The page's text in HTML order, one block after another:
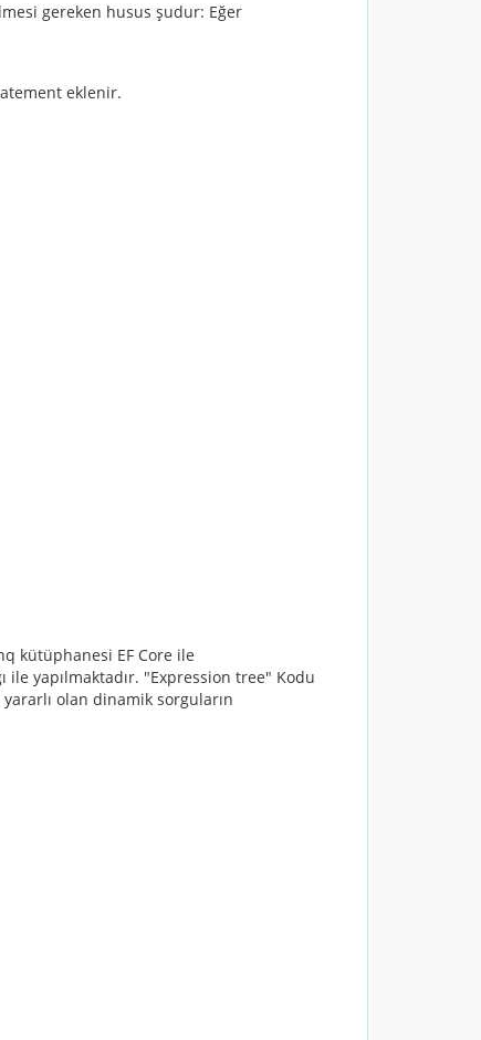
gereken husus şudur: Eğer
eklenir.
kütüphanesi EF Core ile
yapılmaktadır. "Expression tree" Kodu
olan dinamik sorguların